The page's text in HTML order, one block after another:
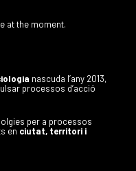
at the moment.
nascuda l’any 2013,
processos d’acció
per a processos
en ciutat, territori i